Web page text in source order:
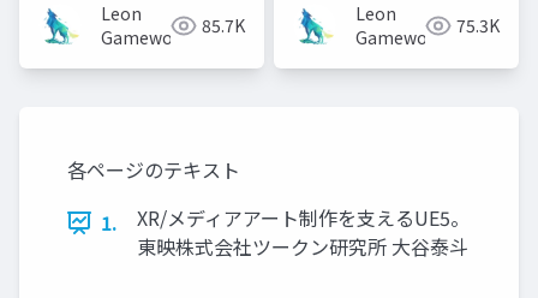
Leon
Gameworks 85.7K
Leon
Gameworks 75.3K
各ページのテキスト
1.
XR/メディアアート制作を支えるUE5。
東映株式会社ツークン研究所 大谷泰斗